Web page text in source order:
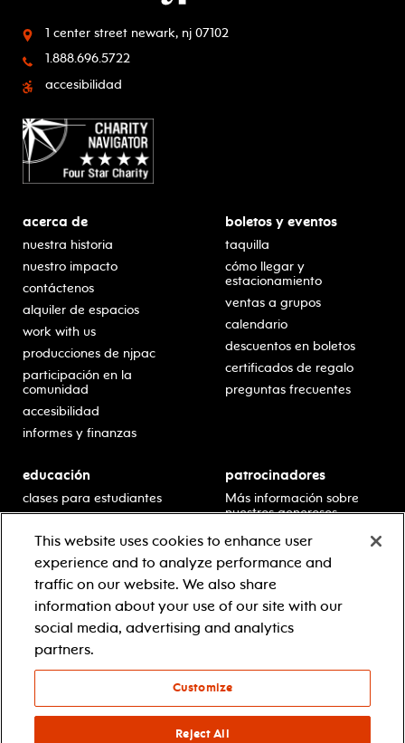
1 center street newark, nj 07102
1.888.696.5722
accesibilidad
acerca de
nuestra historia
nuestro impacto
contáctenos
alquiler de espacios
work with us
producciones de njpac
participación en la
comunidad
accesibilidad
informes y finanzas
boletos y eventos
taquilla
cómo llegar y
estacionamiento
ventas a grupos
calendario
descuentos en boletos
certificados de regalo
preguntas frecuentes
educación
clases para estudiantes
escolar
residencias en escuelas
desarrollo profesional
recursos para docentes
comuníquese con el
equipo educativo
patrocinadores
Más información sobre
nuestros generosos
This website uses cookies to enhance user
experience and to analyze performance and
traffic on our website. We also share
information about your use of our site with our
social media, advertising and analytics
partners.
Customize
Reject All